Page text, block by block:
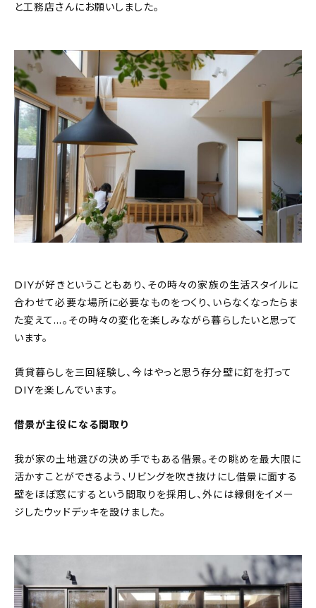
と工務店さんにお願いしました。
DIYが好きということもあり、その時々の家族の生活スタイルに
合わせて必要な場所に必要なものをつくり、いらなくなったらま
た変えて…。その時々の変化を楽しみながら暮らしたいと思って
います。
賃貸暮らしを三回経験し、今はやっと思う存分壁に釘を打って
DIYを楽しんでいます。
借景が主役になる間取り
我が家の土地選びの決め手でもある借景。その眺めを最大限に
活かすことができるよう、リビングを吹き抜けにし借景に面する
壁をほぼ窓にするという間取りを採用し、外には縁側をイメー
ジしたウッドデッキを設けました。